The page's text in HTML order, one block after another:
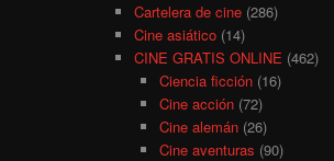
Cartelera de cine (286)
Cine asiático (14)
CINE GRATIS ONLINE (462)
Ciencia ficción(16)
Cine acción(72)
Cine alemán(26)
Cine aventuras (90)